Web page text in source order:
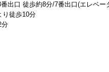
出口 徒歩約8分/7番出口(エレベ
徒歩10分
分